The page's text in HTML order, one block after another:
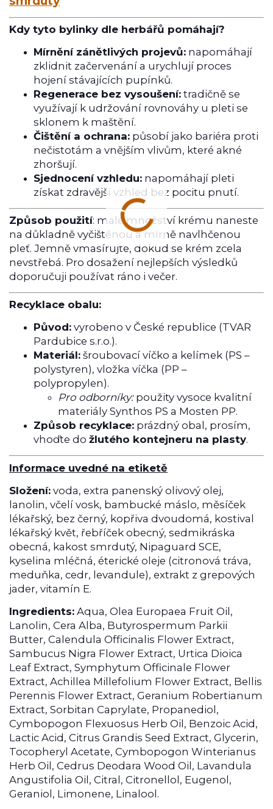
Kdy tyto bylinky dle herbářů pomáhají?
Mírnění zánětlivých projevů: napomáhají
zklidnit začervenání a urychlují proces
hojení stávajících pupínků.
Regenerace bez vysoušení: tradičně se
využívají k udržování rovnováhy u pleti se
sklonem k maštění.
Čištění a ochrana: působí jako bariéra proti
nečistotám a vnějším vlivům, které akné
zhoršují.
Sjednocení vzhledu: napomáhají pleti
získat zdravější vzhled bez pocitu pnutí.
Způsob použití: malé množství krému naneste
na důkladně vyčištěnou a mírně navlhčenou
pleť. Jemně vmasírujte, dokud se krém zcela
nevstřebá. Pro dosažení nejlepších výsledků
doporučuji používat ráno i večer.
Recyklace obalu:
Původ: vyrobeno v České republice (TVAR
Pardubice s.r.o.).
Materiál: šroubovací víčko a kelímek (PS –
polystyren), vložka víčka (PP –
polypropylen).
Pro odborníky:použity vysoce kvalitní
materiály Synthos PS a Mosten PP.
Způsob recyklace: prázdný obal, prosím,
vhoďte do žlutého kontejneru na plasty.
Informace uvedné na etiketě
Složení: voda, extra panenský olivový olej,
lanolin, včelí vosk, bambucké máslo, měsíček
lékařský, bez černý, kopřiva dvoudomá, kostival
lékařský květ, řebříček obecný, sedmikráska
obecná, kakost smrdutý, Nipaguard SCE,
kyselina mléčná, éterické oleje (citronová tráva,
meduňka, cedr, levandule), extrakt z grepových
jader, vitamín E.
Ingredients: Aqua, Olea Europaea Fruit Oil,
Lanolin, Cera Alba, Butyrospermum Parkii
Butter, Calendula Officinalis Flower Extract,
Sambucus Nigra Flower Extract, Urtica Dioica
Leaf Extract, Symphytum Officinale Flower
Extract, Achillea Millefolium Flower Extract, Bellis
Perennis Flower Extract, Geranium Robertianum
Extract, Sorbitan Caprylate, Propanediol,
Cymbopogon Flexuosus Herb Oil, Benzoic Acid,
Lactic Acid, Citrus Grandis Seed Extract, Glycerin,
Tocopheryl Acetate, Cymbopogon Winterianus
Herb Oil, Cedrus Deodara Wood Oil, Lavandula
Angustifolia Oil, Citral, Citronellol, Eugenol,
Geraniol, Limonene, Linalool.